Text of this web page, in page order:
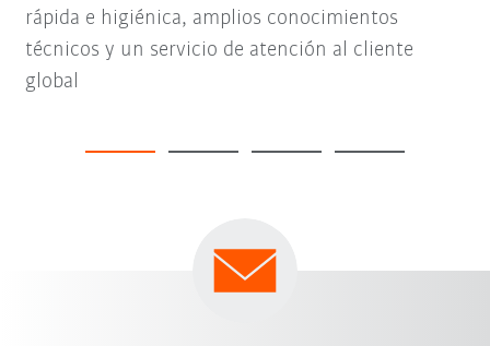
rápida e higiénica, amplios conocimientos
técnicos y un servicio de atención al cliente
global